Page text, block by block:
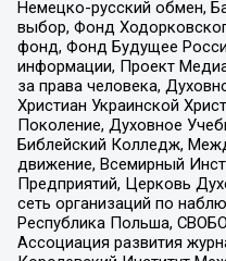
Немецко-русский обмен,
выбор, Фонд
фонд, Фонд Будущее
информации, Проект
за права человека,
Христиан Украинской
Поколение, Духовное
Библейский Колледж,
движение, Всемирный
Предприятий, Церковь
сеть организаций по
Республика Польша,
Ассоциация развития